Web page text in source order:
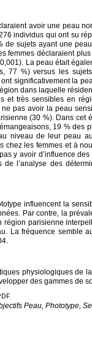
avoir une peau
individus qui ont su
sujets ayant une
femmes déclaraient
0,001). La peau était
77 %) versus les sujets
significativement la
dans laquelle
et très sensibles en
pas avoir la peau
(30 %). Dans cet
19 % des
niveau de leur peau
chez les femmes et à
y avoir d’influence
de l’analyse des
influencent la
Par contre, la
parisienne
La fréquence semble
physiologiques de
des gammes de
Peau, Phototype,